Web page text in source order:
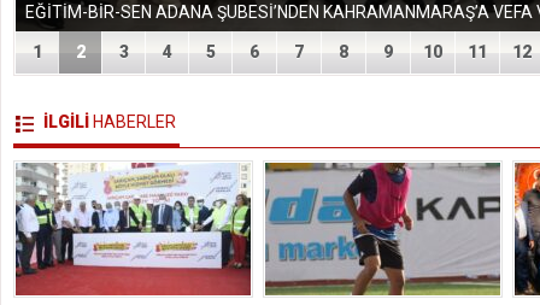
1 2 3 4 5 6 7 8 9 10 11 12
İLGİLİ HABERLER